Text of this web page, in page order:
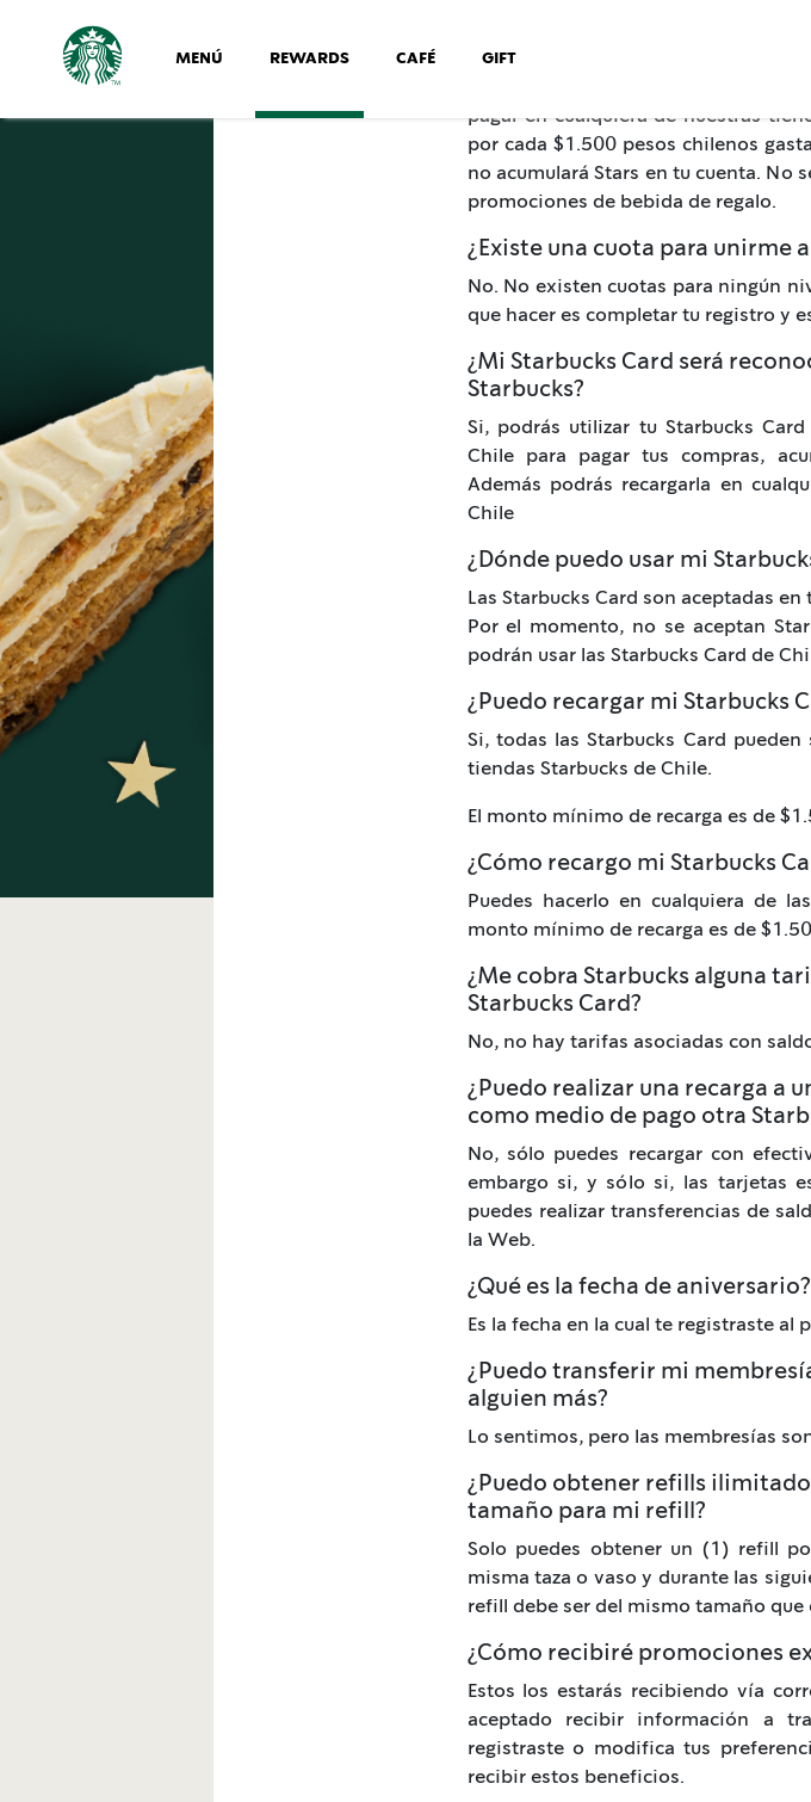
MENÚ REWARDS CAFÉ GIFT
realizar compras y pagar con una
pagar en cualquiera de nuestras
por cada $1.500 pesos chilenos
no acumulará Stars en tu cuenta. No
promociones de bebida de regalo.
¿Existe una cuota para unirme
No. No existen cuotas para ningún
que hacer es completar tu registro y
¿Mi Starbucks Card será
Starbucks?
Si, podrás utilizar tu Starbucks
Chile para pagar tus compras,
Además podrás recargarla en
Chile
¿Dónde puedo usar mi
Las Starbucks Card son aceptadas
Por el momento, no se aceptan
podrán usar las Starbucks Card de
¿Puedo recargar mi Starbucks
Si, todas las Starbucks Card
tiendas Starbucks de Chile.
El monto mínimo de recarga es de
¿Cómo recargo mi Starbucks
Puedes hacerlo en cualquiera de
monto mínimo de recarga es de
¿Me cobra Starbucks alguna
Starbucks Card?
No, no hay tarifas asociadas con
¿Puedo realizar una recarga a
como medio de pago otra
No, sólo puedes recargar con
embargo si, y sólo si, las tarjetas
puedes realizar transferencias de
la Web.
¿Qué es la fecha de aniversario?
Es la fecha en la cual te registraste al
¿Puedo transferir mi
alguien más?
Lo sentimos, pero las membresías
¿Puedo obtener refills
tamaño para mi refill?
Solo puedes obtener un (1) refill
misma taza o vaso y durante las
refill debe ser del mismo tamaño que
¿Cómo recibiré promociones
Estos los estarás recibiendo vía
aceptado recibir información a
registraste o modifica tus
recibir estos beneficios.